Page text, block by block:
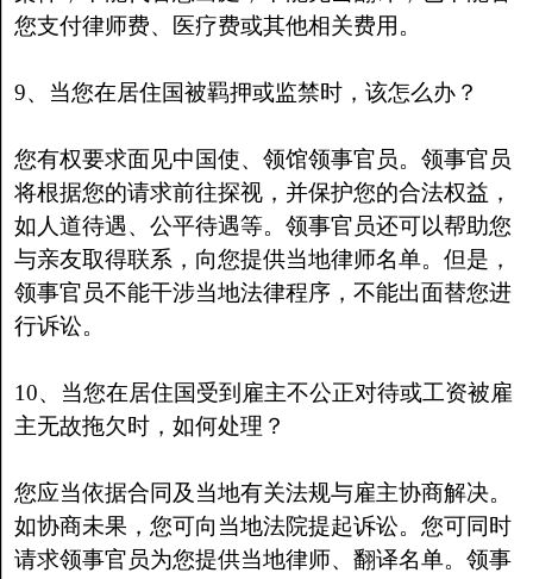
您支付律师费、医疗费或其他相关费用。
9、当您在居住国被羁押或监禁时，该怎么办？
您有权要求面见中国使、领馆领事官员。领事官员
将根据您的请求前往探视，并保护您的合法权益，
如人道待遇、公平待遇等。领事官员还可以帮助您
与亲友取得联系，向您提供当地律师名单。但是，
领事官员不能干涉当地法律程序，不能出面替您进
行诉讼。
10、当您在居住国受到雇主不公正对待或工资被雇
主无故拖欠时，如何处理？
您应当依据合同及当地有关法规与雇主协商解决。
如协商未果，您可向当地法院提起诉讼。您可同时
请求领事官员为您提供当地律师、翻译名单。领事